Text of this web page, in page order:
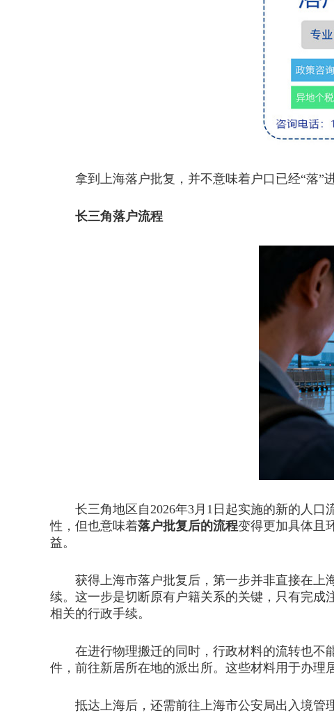
拿到上海落户批复，并不意味着户口已经“落”进
长三角落户流程
长三角地区自2026年3月1日起实施的新的人口
性，但也意味着落户批复后的流程变得更加具体且
益。
获得上海市落户批复后，第一步并非直接在上
续。这一步是切断原有户籍关系的关键，只有完
相关的行政手续。
在进行物理搬迁的同时，行政材料的流转也不
件，前往新居所在地的派出所。这些材料用于办理
抵达上海后，还需前往上海市公安局出入境管